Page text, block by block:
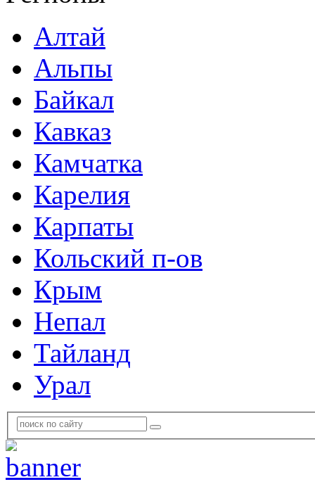
Алтай
Альпы
Байкал
Кавказ
Камчатка
Карелия
Карпаты
Кольский п-ов
Крым
Непал
Тайланд
Урал